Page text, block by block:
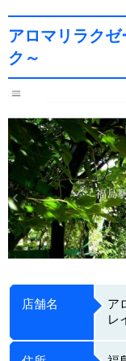
アロマリラク
ク～
店舗名
ア
レ